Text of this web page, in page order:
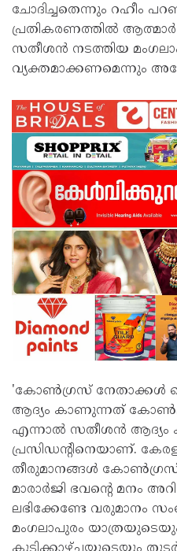
ചോദിച്ചതെന്നും റഹീം
പ്രതികരണത്തിൽ
സതീശൻ നടത്തിയ
വ്യക്തമാക്കണമെന്നും
'കോൺഗ്രസ് നേതാക്കൾ
ആദ്യം കാണുന്നത്
എന്നാൽ സതീശൻ ആദ്യം
പ്രസിഡന്റിനെയാണ്.
തീരുമാനങ്ങൾ കോൺഗ്രസ്
മാരാർജി ഭവന്റെ മനം
ലഭിക്കേണ്ടേ വരുമാനം
മംഗലാപുരം